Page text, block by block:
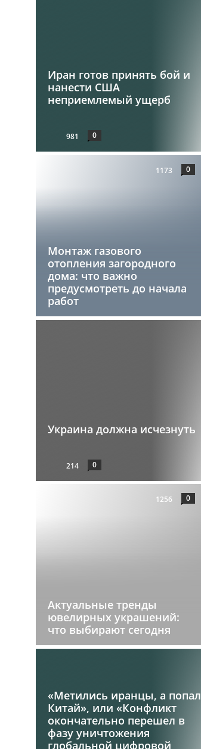
Иран готов принять бой и
нанести США
неприемлемый ущерб
981 0
Монтаж газового
отопления загородного
дома: что важно
предусмотреть до начала
работ
1173 0
Украина должна исчезнуть
214 0
Актуальные тренды
ювелирных украшений:
что выбирают сегодня
1256 0
«Метились иранцы, а попал
Китай», или «Конфликт
окончательно перешел в
фазу уничтожения
глобальной цифровой